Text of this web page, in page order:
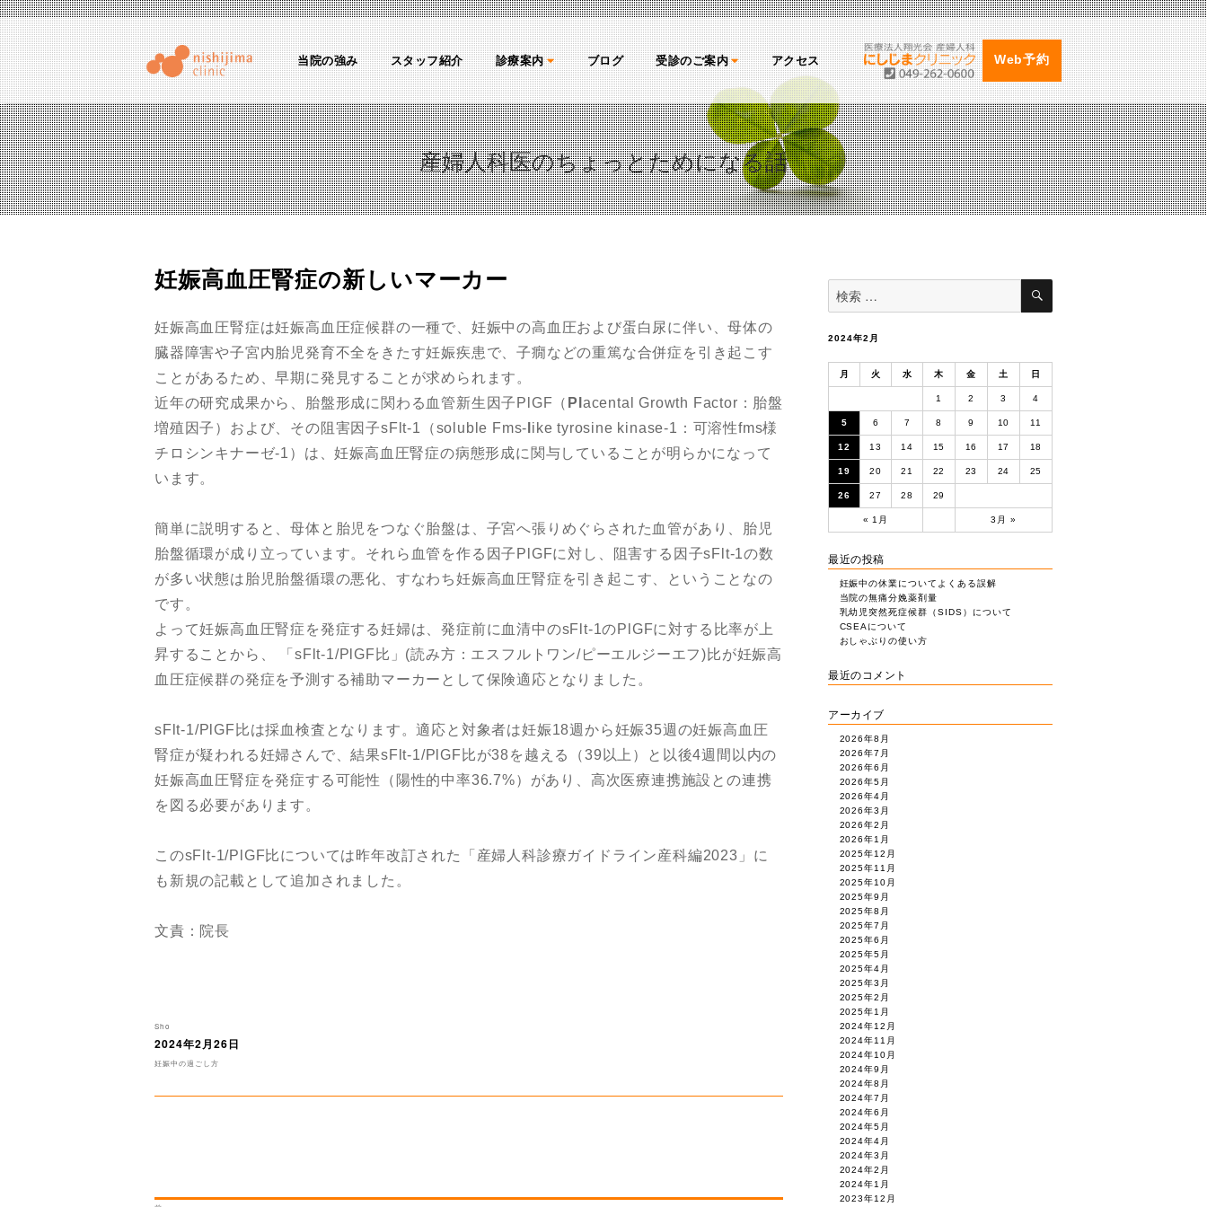
当院の強み スタッフ紹介 診療案内 ブログ 受診のご案内 アクセス Web予約
産婦人科医のちょっとためになる話
妊娠高血圧腎症の新しいマーカー
妊娠高血圧腎症は妊娠高血圧症候群の一種で、妊娠中の高血圧および蛋白尿に伴い、母体の
臓器障害や子宮内胎児発育不全をきたす妊娠疾患で、子癇などの重篤な合併症を引き起こす
ことがあるため、早期に発見することが求められます。
近年の研究成果から、胎盤形成に関わる血管新生因子PlGF（ Pl acental Growth Factor：胎盤
増殖因子）および、その阻害因子sFlt-1（soluble Fms- ike tyrosine kinase-1：可溶性fms様
チロシンキナーゼ-1）は、妊娠高血圧腎症の病態形成に関与していることが明らかになって
います。
簡単に説明すると、母体と胎児をつなぐ胎盤は、子宮へ張りめぐらされた血管があり、胎児
胎盤循環が成り立っています。それら血管を作る因子PlGFに対し、阻害する因子sFlt-1の数
が多い状態は胎児胎盤循環の悪化、すなわち妊娠高血圧腎症を引き起こす、ということなの
です。
よって妊娠高血圧腎症を発症する妊婦は、発症前に血清中のsFlt-1のPlGFに対する比率が上
昇することから、 「sFlt-1/PlGF比」(読み方：エスフルトワン/ピーエルジーエフ)比が妊娠高
血圧症候群の発症を予測する補助マーカーとして保険適応となりました。
sFlt-1/PlGF比は採血検査となります。適応と対象者は妊娠18週から妊娠35週の妊娠高血圧
腎症が疑われる妊婦さんで、結果sFlt-1/PlGF比が38を越える（39以上）と以後4週間以内の
妊娠高血圧腎症を発症する可能性（陽性的中率36.7%）があり、高次医療連携施設との連携
を図る必要があります。
このsFlt-1/PlGF比については昨年改訂された「産婦人科診療ガイドライン産科編2023」に
も新規の記載として追加されました。
文責：院長
投
者
Sho
投
日:
2024年2月26日
カ
リ
妊娠中の過ごし方
索
対
検
2024年2月
月 火 水 木 金 土 日
« 1月 3月 »
1 2 3 4
5 6 7 8 9 10 11
12 13 14 15 16 17 18
19 20 21 22 23 24 25
26 27 28 29
最近の投稿
妊娠中の休業についてよくある誤解
当院の無痛分娩薬剤量
乳幼児突然死症候群（SIDS）について
CSEAについて
おしゃぶりの使い方
最近のコメント
アーカイブ
2026年8月
2026年7月
2026年6月
2026年5月
2026年4月
2026年3月
2026年2月
2026年1月
2025年12月
2025年11月
2025年10月
2025年9月
2025年8月
2025年7月
2025年6月
2025年5月
2025年4月
2025年3月
2025年2月
2025年1月
2024年12月
2024年11月
2024年10月
2024年9月
2024年8月
2024年7月
2024年6月
2024年5月
2024年4月
2024年3月
2024年2月
2024年1月
2023年12月